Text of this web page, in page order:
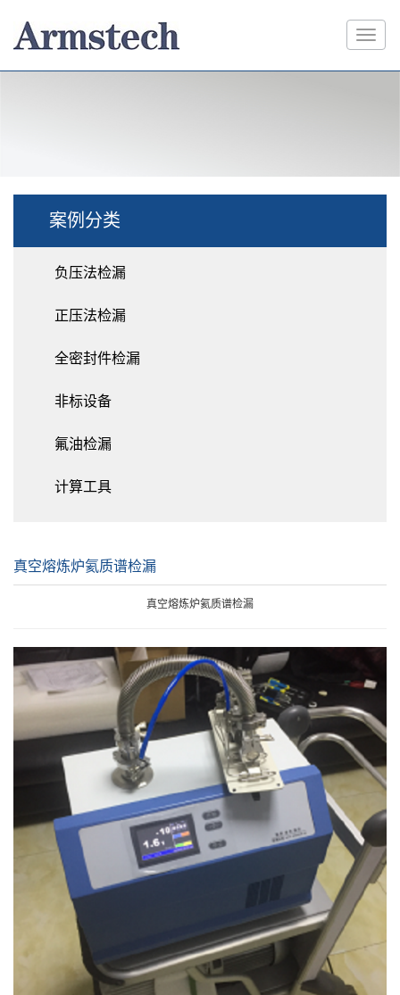
案例分类
负压法检漏
正压法检漏
全密封件检漏
非标设备
氟油检漏
计算工具
真空熔炼炉氦质谱检漏
真空熔炼炉氦质谱检漏